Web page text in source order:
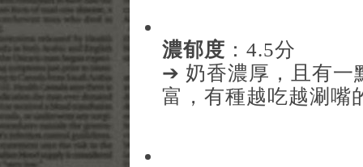
濃郁度 ：4.5分
➔ 奶香濃厚，且有一
富，有種越吃越涮嘴